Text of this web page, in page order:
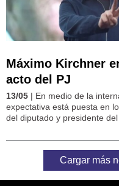
Máximo Kirchner
acto del PJ
13/05 | En medio de la
expectativa está puesta en
del diputado y presidente
Cargar más